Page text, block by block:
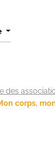
des
corps,